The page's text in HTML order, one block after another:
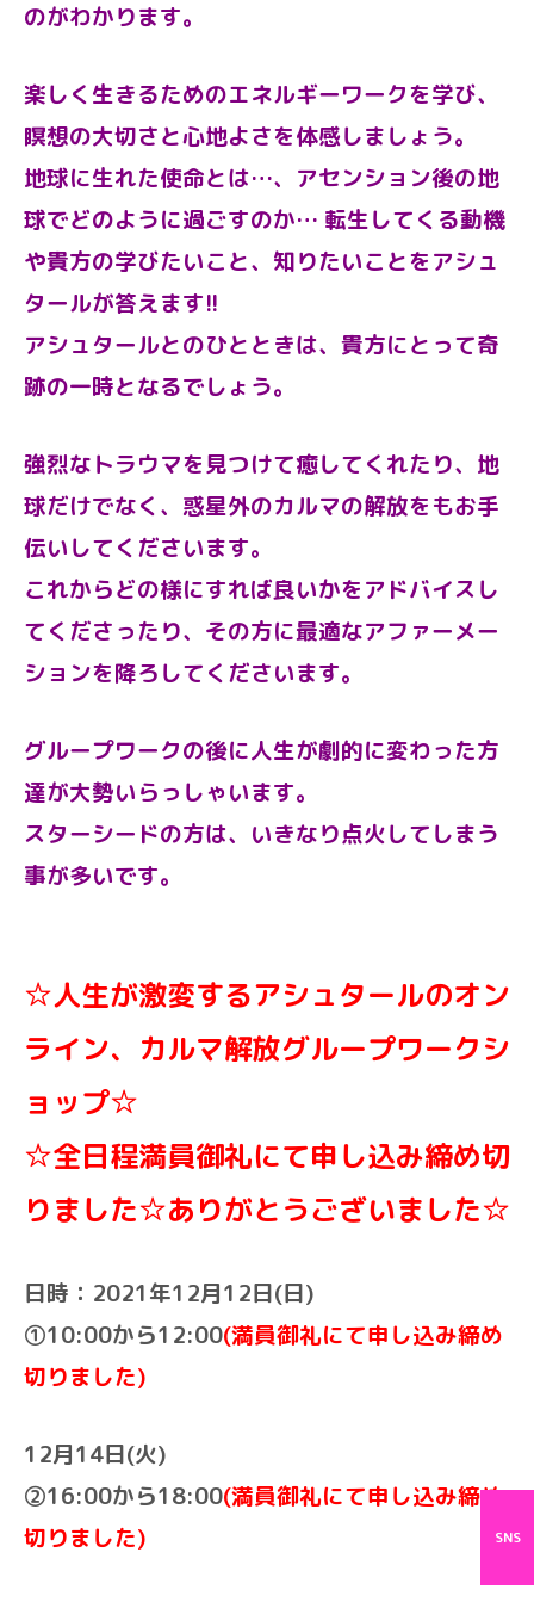
のがわかります。
楽しく生きるためのエネルギーワークを学び、
瞑想の大切さと心地よさを体感しましょう。
地球に生れた使命とは…、アセンション後の地
球でどのように過ごすのか… 転生してくる動機
や貴方の学びたいこと、知りたいことをアシュ
タールが答えます!!
アシュタールとのひとときは、貴方にとって奇
跡の一時となるでしょう。
強烈なトラウマを見つけて癒してくれたり、地
球だけでなく、惑星外のカルマの解放をもお手
伝いしてくださいます。
これからどの様にすれば良いかをアドバイスし
てくださったり、その方に最適なアファーメー
ションを降ろしてくださいます。
グループワークの後に人生が劇的に変わった方
達が大勢いらっしゃいます。
スターシードの方は、いきなり点火してしまう
事が多いです。
☆人生が激変するアシュタールのオン
ライン、カルマ解放グループワークシ
ョップ☆
☆全日程満員御礼にて申し込み締め切
りました☆ありがとうございました☆
日時： 2021年12月12日(日)
①10:00から12:00(満員御礼にて申し込み締め
切りました)
12月14日(火)
②16:00から18:00(満員御礼にて申し込み締め
切りました)
SNS